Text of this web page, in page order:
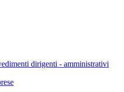
dirigenti - amministrativi